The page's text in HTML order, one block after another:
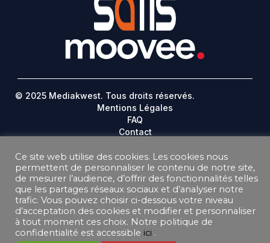
© 2025 Mediakwest. Tous droits réservés.
Mentions Légales
FAQ
Contact
DONNEES PERSONNELLES
CONDITIONS GÉNÉRALES DE VENTE ABONNEMENT
CONDITIONS GÉNÉRALES D’UTILISATION
Ce site web utilise des cookies. Les cookies nous
permettent de personnaliser le contenu de notre site,
de mesurer l’audience, d’offrir des fonctionnalités telles
que les partages réseaux sociaux et d’analyser notre
trafic. Vous pouvez choisir ci-dessous votre niveau
d’acceptation des cookies et modifier et personnaliser
à tout moment ces choix. Notre politique de
confidentialité est accessible ici .